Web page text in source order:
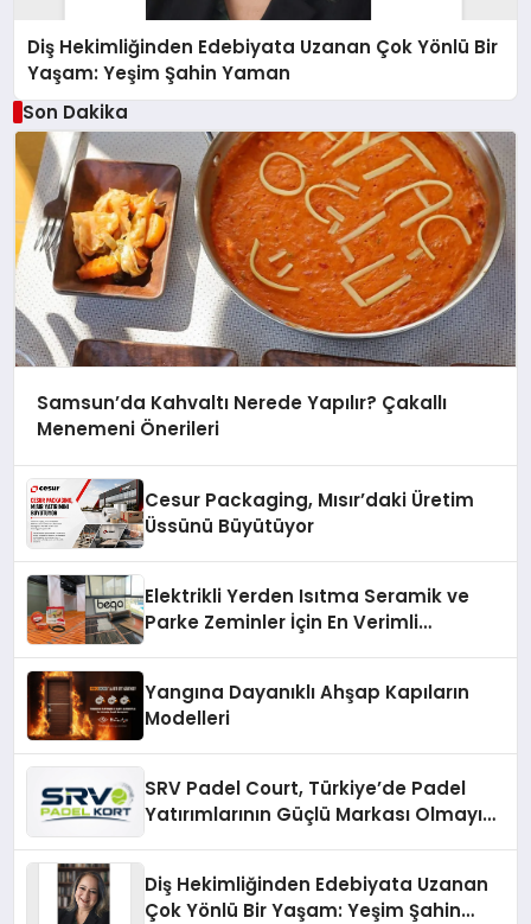
Diş Hekimliğinden Edebiyata Uzanan Çok Yönlü Bir
Yaşam: Yeşim Şahin Yaman
Son Dakika
Samsun’da Kahvaltı Nerede Yapılır? Çakallı
Menemeni Önerileri
Cesur Packaging, Mısır’daki Üretim
Üssünü Büyütüyor
Elektrikli Yerden Isıtma Seramik ve
Parke Zeminler İçin En Verimli
Yangına Dayanıklı Ahşap Kapıların
Modelleri
SRV Padel Court, Türkiye’de Padel
Yatırımlarının Güçlü Markası Olmayı
Diş Hekimliğinden Edebiyata Uzanan
Çok Yönlü Bir Yaşam: Yeşim Şahin